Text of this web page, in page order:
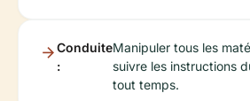
Conduite
:
Manipuler tous les
suivre les instructions
tout temps.